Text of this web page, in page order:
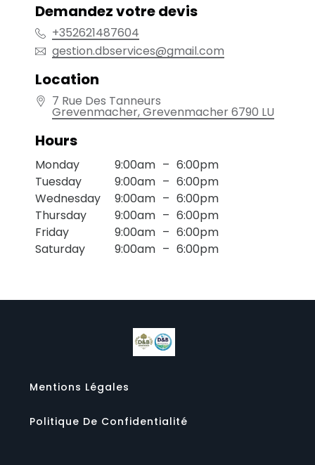
Demandez votre devis
+352621487604
gestion.dbservices@gmail.com
Location
7 Rue Des Tanneurs
Grevenmacher, Grevenmacher6790 LU
Hours
Monday 9:00am – 6:00pm
Tuesday
9:00am – 6:00pm
Wednesday
9:00am – 6:00pm
Thursday
9:00am – 6:00pm
Friday
9:00am – 6:00pm
Saturday
9:00am – 6:00pm
Mentions Légales
Politique De Confidentialité